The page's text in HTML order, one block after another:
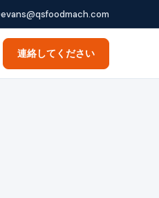
evans@qsfoodmach.com
連絡してください